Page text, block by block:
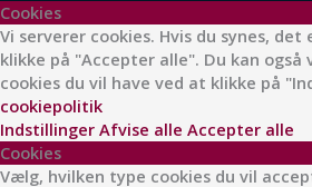
Cookies
Vi serverer cookies. Hvis du synes,
klikke på "Accepter alle". Du kan også
cookies du vil have ved at klikke på
cookiepolitik
Indstillinger Afvise alle Accepter alle
Cookies
Vælg, hvilken type cookies du vil